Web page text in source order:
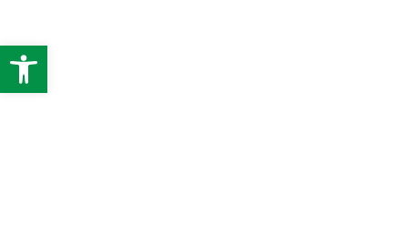
Barra de Ferramentas